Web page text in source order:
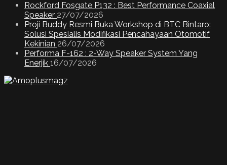
Rockford Fosgate P132 : Best Performance Coaxial
Speaker 27/07/2026
Proji Buddy Resmi Buka Workshop di BTC Bintaro:
Solusi Spesialis Modifikasi Pencahayaan Otomotif
Kekinian 26/07/2026
Performa F-162 : 2-Way Speaker System Yang
Enerjik 16/07/2026